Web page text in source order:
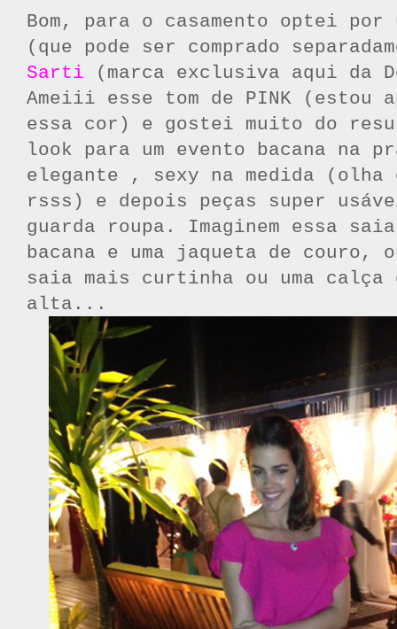
Bom, para o casamento optei por
(que pode ser comprado
Sarti (marca exclusiva aqui da
Ameiii esse tom de PINK (estou
essa cor) e gostei muito do
look para um evento bacana na
elegante , sexy na medida (olha
rsss) e depois peças super
guarda roupa. Imaginem essa saia
bacana e uma jaqueta de couro,
saia mais curtinha ou uma
alta...